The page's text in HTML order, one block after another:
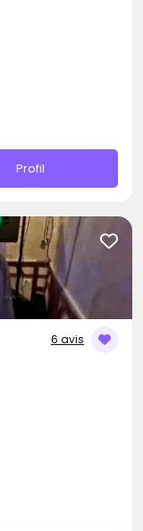
Profil
6 avis